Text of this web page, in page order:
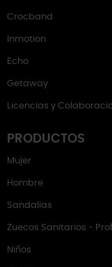
Crocband
Inmotion
Echo
Getaway
Licencias y
PRODUCTOS
Mujer
Hombre
Sandalias
Zuecos Sanitarios -
Niños